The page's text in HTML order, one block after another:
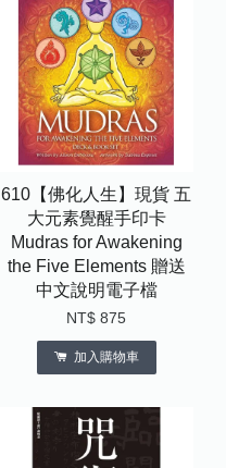
610【佛化人生】現貨 五
大元素覺醒手印卡
Mudras for Awakening
the Five Elements 贈送
中文說明電子檔
NT$ 875
加入購物車